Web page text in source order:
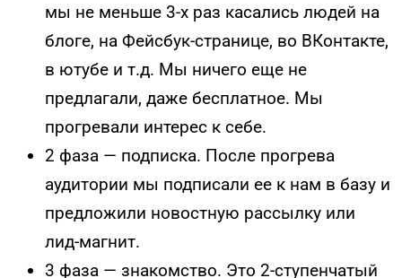
мы не меньше 3-х раз касались людей на
блоге, на Фейсбук-странице, во ВКонтакте,
в ютубе и т.д. Мы ничего еще не
предлагали, даже бесплатное. Мы
прогревали интерес к себе.
2 фаза — подписка. После прогрева
аудитории мы подписали ее к нам в базу и
предложили новостную рассылку или
лид-магнит.
3 фаза — знакомство. Это 2-ступенчатый